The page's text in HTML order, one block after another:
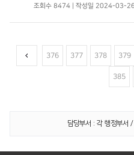
조회수 8474 | 작성일 2024-03-
376 377 378 379
385
담당부서 : 각 행정부